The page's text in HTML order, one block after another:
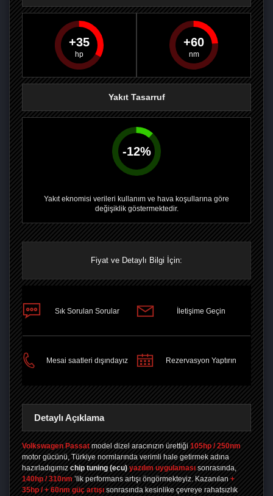
PAYLAŞPAYLAŞPLUS'TA
35 60
Yakıt Tasarruf
-12%
Yakıt eknomisi verileri kullanım ve hava koşullarına göre
değişiklik göstermektedir.
Fiyat ve Detaylı Bilgi İçin:
Sık Sorulan Sorular İletişime Geçin
Mesai saatleri dışındayız Rezervasyon Yaptırın
Detaylı Açıklama
Volkswagen Passat model dizel aracınızın ürettiği 105hp / 250nm
motor gücünü, Türkiye normlarında verimli hale getirmek adına
hazırladıgımız chip tuning (ecu) yazılım uygulaması sonrasında,
140hp / 310nm ’lik performans artışı öngörmekteyiz. Kazanılan +
35hp / + 60nm güç artışı sonrasında kesinlike çevreye rahatsızlık